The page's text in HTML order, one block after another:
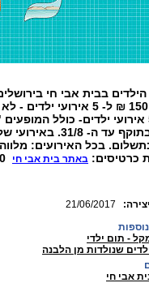
המנוי בתוקף
כרטיסים: באתר בית אבי חי
21/06/2017
- תום ילדי
שנולדות מן הלבנה
אבי חי